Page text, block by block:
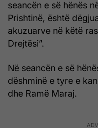
seancën e së hënës
Prishtinë, është
akuzuarve në këtë
Drejtësi”.
Në seancën e së
dëshminë e tyre e
dhe Ramë Maraj.